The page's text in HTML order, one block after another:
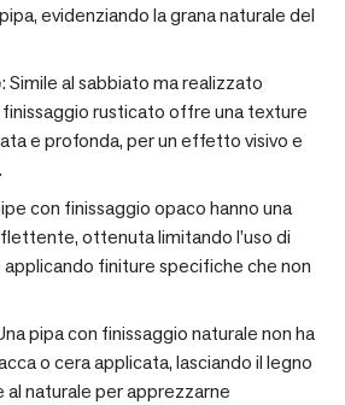
evidenziando la grana naturale del
: Simile al sabbiato ma realizzato
rusticato offre una texture
e profonda, per un effetto visivo e
con finissaggio opaco hanno una
ottenuta limitando l’uso di
finiture specifiche che non
pipa con finissaggio naturale non ha
o cera applicata, lasciando il legno
naturale per apprezzarne